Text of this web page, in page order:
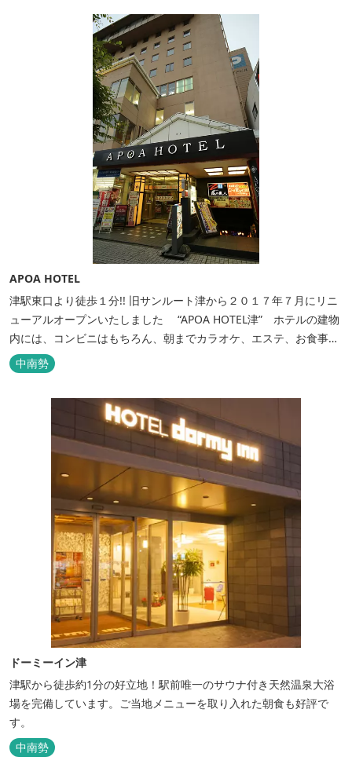
フェ＆レストランE...
APOA HOTEL
津駅東口より徒歩１分!! 旧サンルート津から２０１７年７月にリニ
ューアルオープンいたしました “APOA HOTEL津” ホテルの建物
内には、コンビニはもちろん、朝までカラオケ、エステ、お食事も
いろいろなジャンルが楽しめます。 ホテル内施設 地下…創作料
理“舞の華” 居酒屋“風の蔵人” 居酒屋“居酒屋ならここが安いぜっ”
中南勢
ドーミーイン津
津駅から徒歩約1分の好立地！駅前唯一のサウナ付き天然温泉大浴
場を完備しています。ご当地メニューを取り入れた朝食も好評で
す。
中南勢